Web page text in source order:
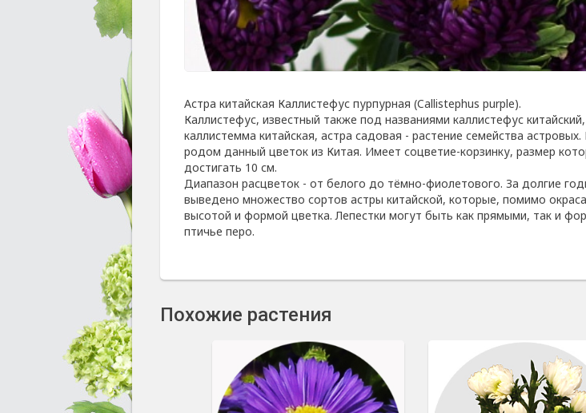
Астра китайская Каллистефус пурпурная (Callistephus purple).
Каллистефус, известный также под названиями каллистефус
каллистемма китайская, астра садовая - растение семейства астровых.
родом данный цветок из Китая. Имеет соцветие-корзинку, размер
достигать 10 см.
Диапазон расцветок - от белого до тёмно-фиолетового. За долгие
выведено множество сортов астры китайской, которые, помимо
высотой и формой цветка. Лепестки могут быть как прямыми, так и
птичье перо.
Похожие растения